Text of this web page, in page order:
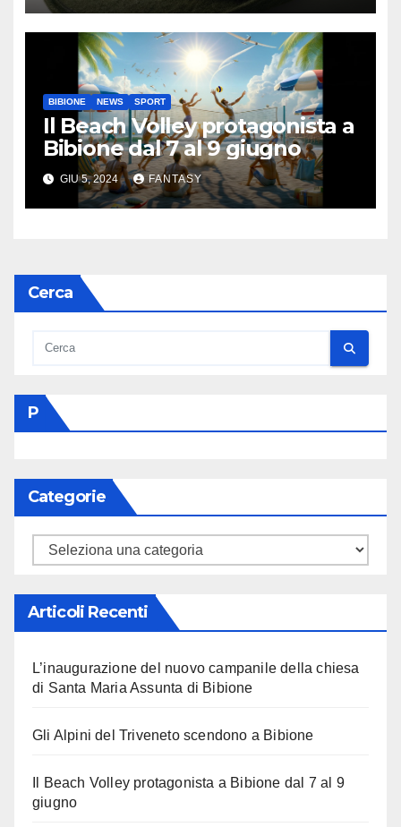
BIBIONE NEWS SPORT
Il Beach Volley protagonista a
Bibione dal 7 al 9 giugno
GIU 5, 2024 FANTASY
Cerca
P
Categorie
Categorie
Articoli Recenti
L’inaugurazione del nuovo campanile della chiesa
di Santa Maria Assunta di Bibione
Gli Alpini del Triveneto scendono a Bibione
Il Beach Volley protagonista a Bibione dal 7 al 9
giugno